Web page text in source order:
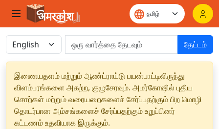
தேட்டம்
இணையதளம் மற்றும் ஆண்ட்ராய்டு பயன்பாட்டிலிருந்து
விளம்பரங்களை அகற்ற, குழுசேரவும். அமர்கோஷில் புதிய
சொற்கள் மற்றும் வரையறைகளைச் சேர்ப்பதற்கும் பிற மொழி
தொடர்பான அம்சங்களைச் சேர்ப்பதற்கும் உறுப்பினர்
கட்டணம் உதவியாக இருக்கும்.